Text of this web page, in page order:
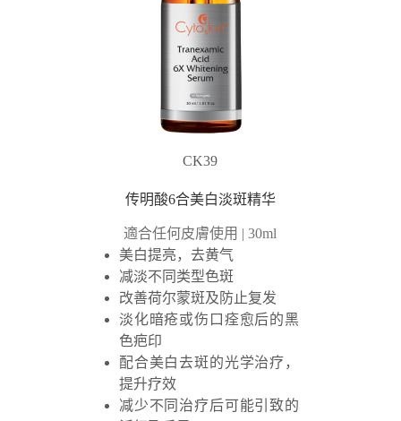
CK39
传明酸6合美白淡斑精华
適合任何皮膚使用 | 30ml
美白提亮，去黄气
减淡不同类型色斑
改善荷尔蒙斑及防止复发
淡化暗疮或伤口痊愈后的黑
色疤印
配合美白去斑的光学治疗，
提升疗效
减少不同治疗后可能引致的